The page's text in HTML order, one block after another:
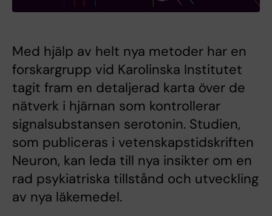
Med hjälp av helt nya metoder har en
forskargrupp vid Karolinska Institutet
tagit fram en detaljerad karta över de
nätverk i hjärnan som kontrollerar
signalsubstansen serotonin. Studien,
som publiceras i vetenskapstidskriften
Neuron, kan leda till nya insikter om en
rad psykiatriska tillstånd och utveckling
av nya läkemedel.